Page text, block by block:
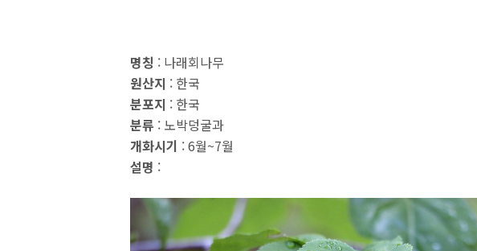
명칭 : 나래회나무
원산지 : 한국
분포지 : 한국
분류 : 노박덩굴과
개화시기 : 6월~7월
설명 :